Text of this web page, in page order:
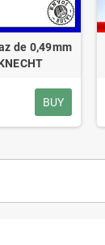
de 0,49mm
BUY